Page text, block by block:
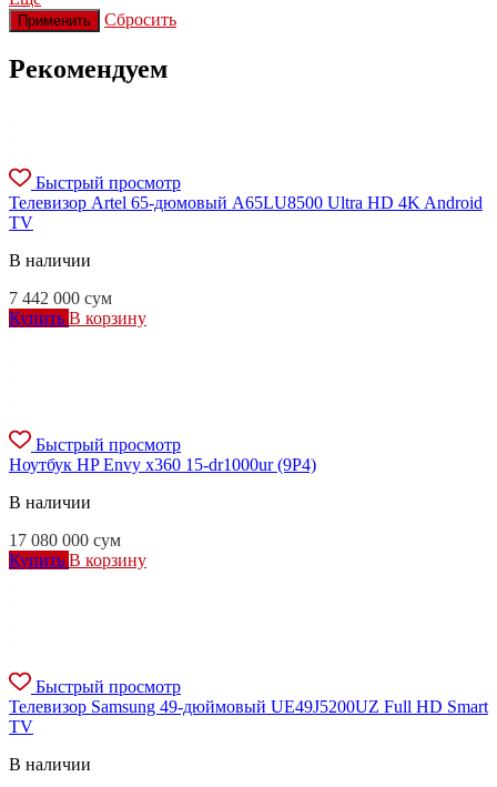
Применить Сбросить
Рекомендуем
Быстрый просмотр
Телевизор Artel 65-дюмовый A65LU8500 Ultra HD 4K Android
TV
В наличии
7 442 000 сум
Купить В корзину
Быстрый просмотр
Ноутбук HP Envy x360 15-dr1000ur (9P4)
В наличии
17 080 000 сум
Купить В корзину
Быстрый просмотр
Телевизор Samsung 49-дюймовый UE49J5200UZ Full HD Smart
TV
В наличии